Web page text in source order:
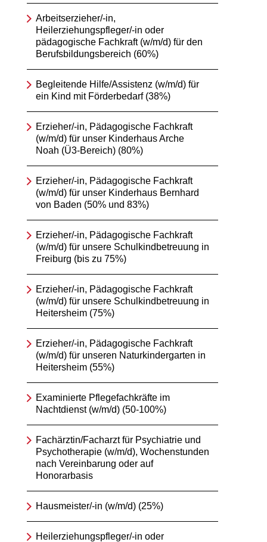
Arbeitserzieher/-in,
Heilerziehungspfleger/-in oder
pädagogische Fachkraft (w/m/d) für den
Berufsbildungsbereich (60%)
Begleitende Hilfe/Assistenz (w/m/d) für
ein Kind mit Förderbedarf (38%)
Erzieher/-in, Pädagogische Fachkraft
(w/m/d) für unser Kinderhaus Arche
Noah (Ü3-Bereich) (80%)
Erzieher/-in, Pädagogische Fachkraft
(w/m/d) für unser Kinderhaus Bernhard
von Baden (50% und 83%)
Erzieher/-in, Pädagogische Fachkraft
(w/m/d) für unsere Schulkindbetreuung in
Freiburg (bis zu 75%)
Erzieher/-in, Pädagogische Fachkraft
(w/m/d) für unsere Schulkindbetreuung in
Heitersheim (75%)
Erzieher/-in, Pädagogische Fachkraft
(w/m/d) für unseren Naturkindergarten in
Heitersheim (55%)
Examinierte Pflegefachkräfte im
Nachtdienst (w/m/d) (50-100%)
Fachärztin/Facharzt für Psychiatrie und
Psychotherapie (w/m/d), Wochenstunden
nach Vereinbarung oder auf
Honorarbasis
Hausmeister/-in (w/m/d) (25%)
Heilerziehungspfleger/-in oder